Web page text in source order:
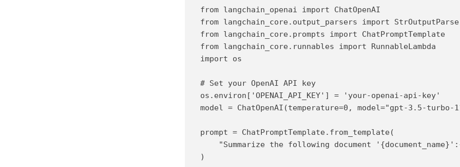
from langchain_openai import ChatOpenAI
from langchain_core.output_parsers import
from langchain_core.prompts import ChatPromptTemplate
from langchain_core.runnables import RunnableLambda
import os
# Set your OpenAI API key
os.environ['OPENAI_API_KEY'] = 'your-openai-api-key'
model = ChatOpenAI(temperature=0, model="gpt-3.5-turbo-
prompt = ChatPromptTemplate.from_template(
"Summarize the following document
)